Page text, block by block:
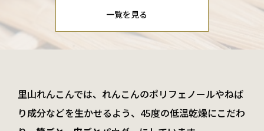
一覧を見る
里山れんこんでは、れんこんのポリフェノールやねば
り成分などを生かせるよう、 45度の低温乾燥にこだわ